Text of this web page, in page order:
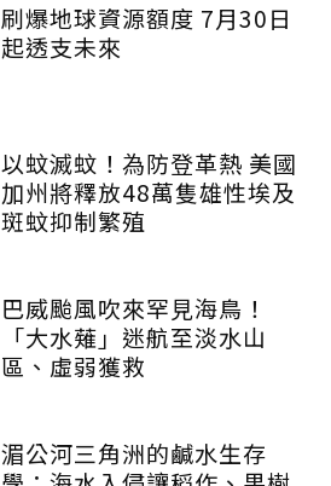
刷爆地球資源額度 7月30日
起透支未來
以蚊滅蚊！為防登革熱 美國
加州將釋放48萬隻雄性埃及
斑蚊抑制繁殖
巴威颱風吹來罕見海鳥！
「大水薙」迷航至淡水山
區、虛弱獲救
湄公河三角洲的鹹水生存